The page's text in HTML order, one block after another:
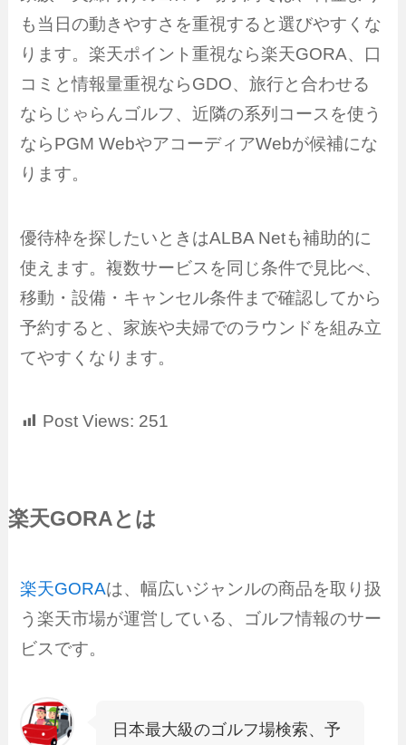
も当日の動きやすさを重視すると選びやすくな
ります。楽天ポイント重視なら楽天GORA、口
コミと情報量重視ならGDO、旅行と合わせる
ならじゃらんゴルフ、近隣の系列コースを使う
ならPGM WebやアコーディアWebが候補にな
ります。
優待枠を探したいときはALBA Netも補助的に
使えます。複数サービスを同じ条件で見比べ、
移動・設備・キャンセル条件まで確認してから
予約すると、家族や夫婦でのラウンドを組み立
てやすくなります。
Post Views: 251
楽天GORAとは
楽天GORAは、幅広いジャンルの商品を取り扱
う楽天市場が運営している、ゴルフ情報のサー
ビスです。
日本最大級のゴルフ場検索、予